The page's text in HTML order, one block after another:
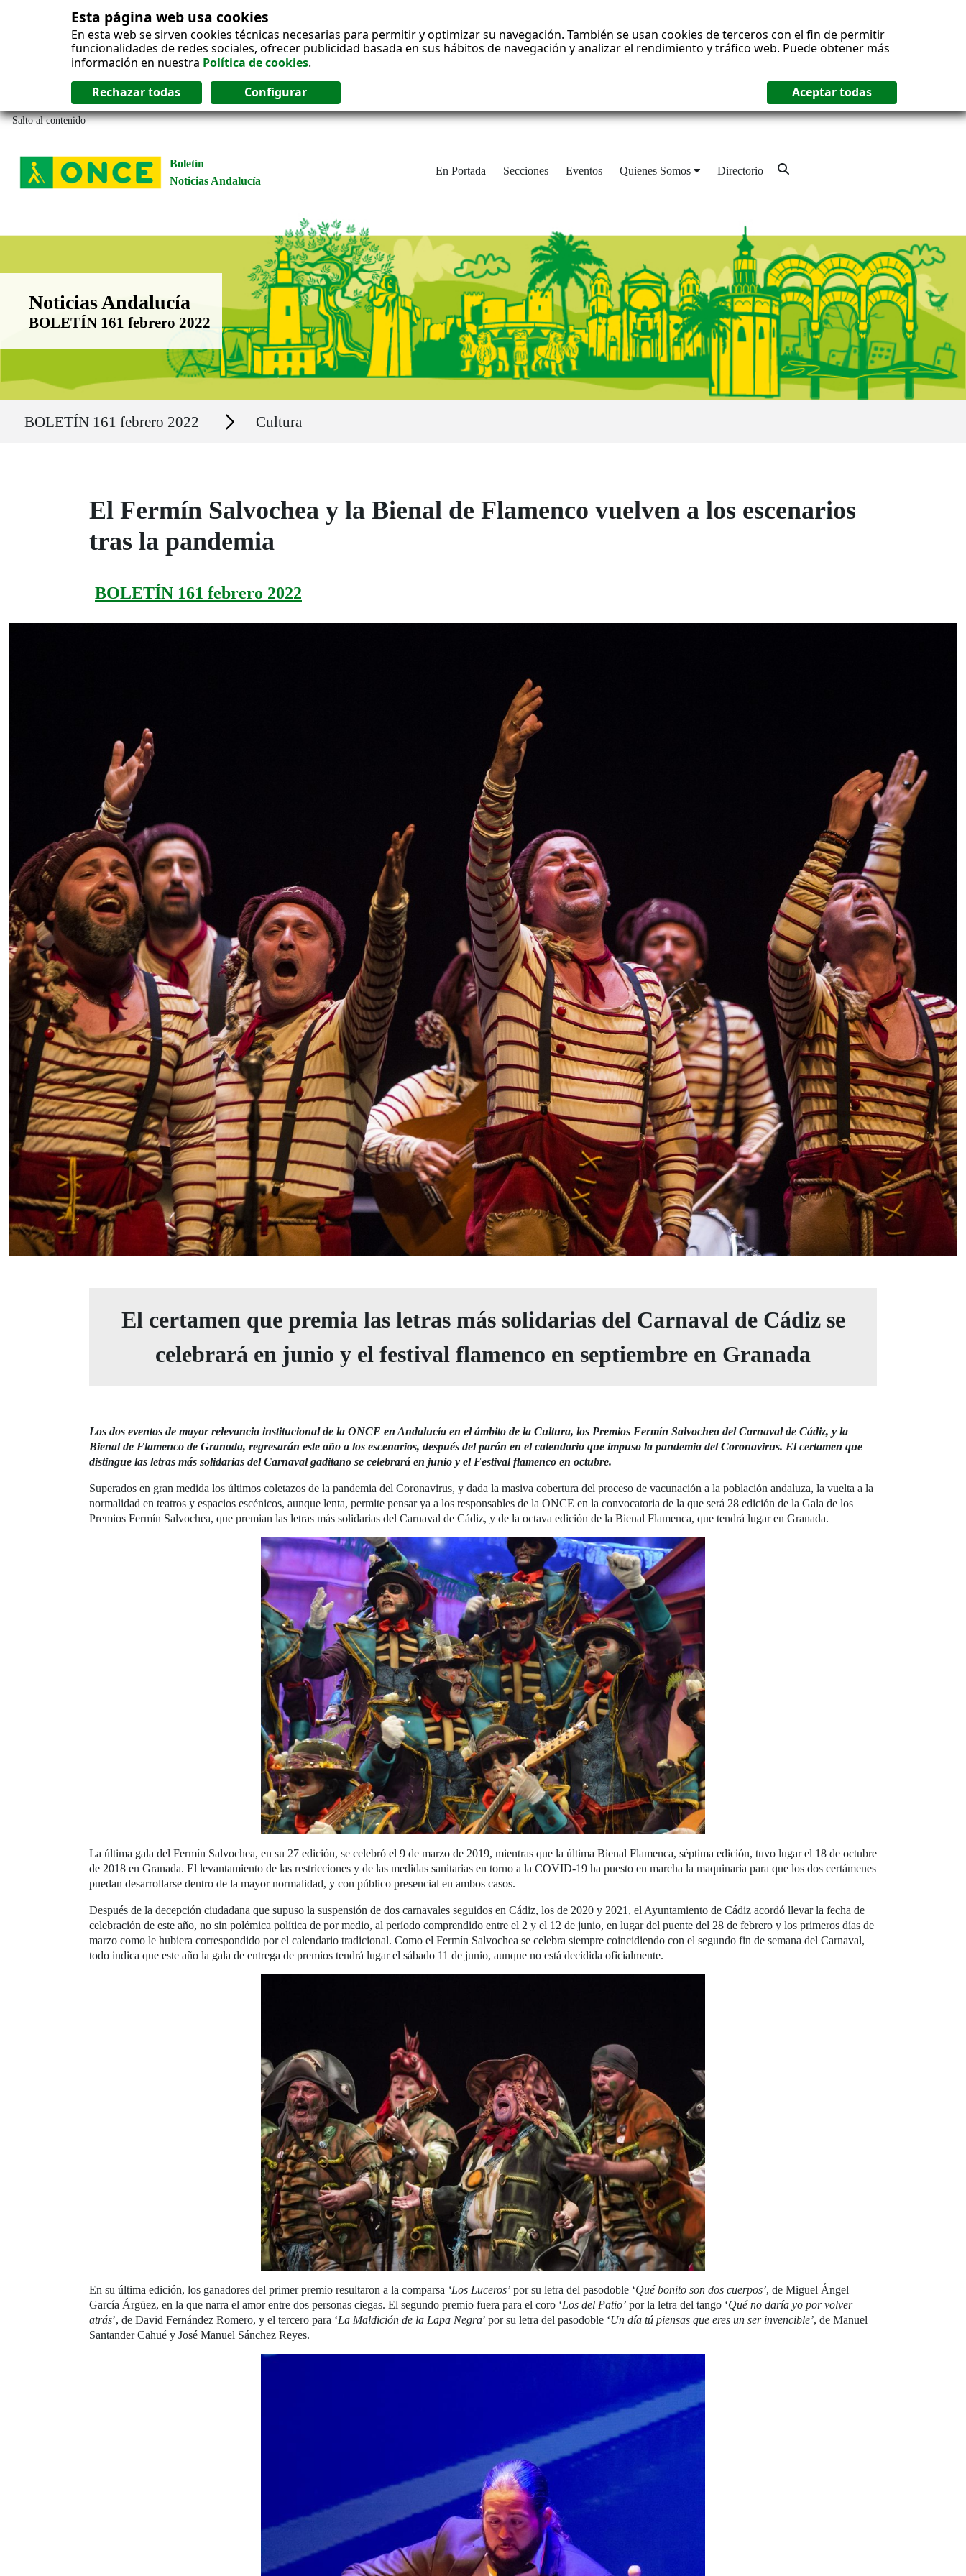
Esta página web usa cookies
En esta web se sirven cookies técnicas necesarias para permitir y optimizar su navegación. También se usan cookies de terceros con el fin de permitir
funcionalidades de redes sociales, ofrecer publicidad basada en sus hábitos de navegación y analizar el rendimiento y tráfico web. Puede obtener más
información en nuestra Política de cookies.
Salto al contenido
Boletín
Noticias Andalucía
En Portada Secciones Eventos Quienes Somos Directorio
Boletín Noticias Andalucía
Noticias Andalucía
BOLETÍN 161 febrero 2022
BOLETÍN 161 febrero 2022 Secciones Cultura
El Fermín Salvochea y la Bienal de Flamenco vuelven a los escenarios
tras la pandemia
BOLETÍN 161 febrero 2022
El certamen que premia las letras más solidarias del Carnaval de Cádiz se
celebrará en junio y el festival flamenco en septiembre en Granada
Los dos eventos de mayor relevancia institucional de la ONCE en Andalucía en el ámbito de la Cultura, los Premios Fermín Salvochea del Carnaval de Cádiz, y la
Bienal de Flamenco de Granada, regresarán este año a los escenarios, después del parón en el calendario que impuso la pandemia del Coronavirus. El certamen que
distingue las letras más solidarias del Carnaval gaditano se celebrará en junio y el Festival flamenco en octubre.
Superados en gran medida los últimos coletazos de la pandemia del Coronavirus, y dada la masiva cobertura del proceso de vacunación a la población andaluza, la vuelta a la
normalidad en teatros y espacios escénicos, aunque lenta, permite pensar ya a los responsables de la ONCE en la convocatoria de la que será 28 edición de la Gala de los
Premios Fermín Salvochea, que premian las letras más solidarias del Carnaval de Cádiz, y de la octava edición de la Bienal Flamenca, que tendrá lugar en Granada.
La última gala del Fermín Salvochea, en su 27 edición, se celebró el 9 de marzo de 2019, mientras que la última Bienal Flamenca, séptima edición, tuvo lugar el 18 de octubre
de 2018 en Granada. El levantamiento de las restricciones y de las medidas sanitarias en torno a la COVID-19 ha puesto en marcha la maquinaria para que los dos certámenes
puedan desarrollarse dentro de la mayor normalidad, y con público presencial en ambos casos.
Después de la decepción ciudadana que supuso la suspensión de dos carnavales seguidos en Cádiz, los de 2020 y 2021, el Ayuntamiento de Cádiz acordó llevar la fecha de
celebración de este año, no sin polémica política de por medio, al período comprendido entre el 2 y el 12 de junio, en lugar del puente del 28 de febrero y los primeros días de
marzo como le hubiera correspondido por el calendario tradicional. Como el Fermín Salvochea se celebra siempre coincidiendo con el segundo fin de semana del Carnaval,
todo indica que este año la gala de entrega de premios tendrá lugar el sábado 11 de junio, aunque no está decidida oficialmente.
En su última edición, los ganadores del primer premio resultaron a la comparsa ‘Los Luceros’ por su letra del pasodoble ‘Qué bonito son dos cuerpos’, de Miguel Ángel
García Árgüez, en la que narra el amor entre dos personas ciegas. El segundo premio fuera para el coro ‘Los del Patio’ por la letra del tango ‘Qué no daría yo por volver
atrás’, de David Fernández Romero, y el tercero para ‘La Maldición de la Lapa Negra’ por su letra del pasodoble ‘Un día tú piensas que eres un ser invencible’, de Manuel
Santander Cahué y José Manuel Sánchez Reyes.